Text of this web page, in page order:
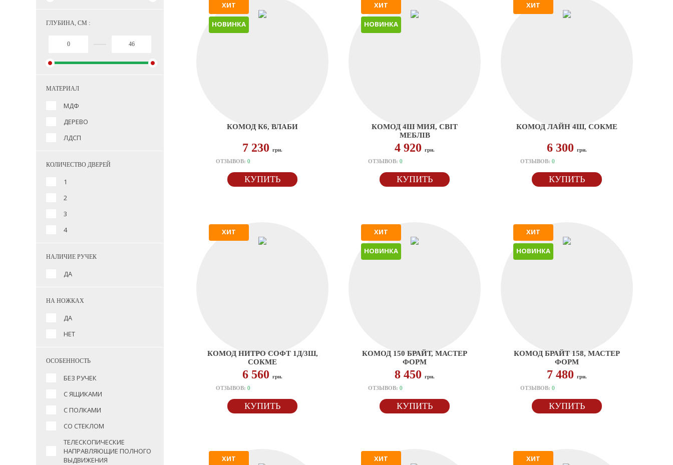
ГЛУБИНА, СМ :
МАТЕРИАЛ
МДФ
ДЕРЕВО
ЛДСП
КОЛИЧЕСТВО ДВЕРЕЙ
1
2
3
4
НАЛИЧИЕ РУЧЕК
ДА
НА НОЖКАХ
ДА
НЕТ
ОСОБЕННОСТЬ
БЕЗ РУЧЕК
С ЯЩИКАМИ
С ПОЛКАМИ
СО СТЕКЛОМ
ТЕЛЕСКОПИЧЕСКИЕ
НАПРАВЛЯЮЩИЕ ПОЛНОГО
ВЫДВИЖЕНИЯ
ХИТ
НОВИНКА
КОМОД К6, ВЛАБИ
7 230 грн.
ОТЗЫВОВ: 0
КУПИТЬ
ХИТ
НОВИНКА
КОМОД 4Ш МИЯ, СВІТ
МЕБЛІВ
4 920 грн.
ОТЗЫВОВ: 0
КУПИТЬ
ХИТ
КОМОД ЛАЙН 4Ш, СОКМЕ
6 300 грн.
ОТЗЫВОВ: 0
КУПИТЬ
ХИТ
КОМОД НИТРО СОФТ 1Д/3Ш,
СОКМЕ
6 560 грн.
ОТЗЫВОВ: 0
КУПИТЬ
ХИТ
НОВИНКА
КОМОД 150 БРАЙТ, МАСТЕР
ФОРМ
8 450 грн.
ОТЗЫВОВ: 0
КУПИТЬ
ХИТ
НОВИНКА
КОМОД БРАЙТ 158, МАСТЕР
ФОРМ
7 480 грн.
ОТЗЫВОВ: 0
КУПИТЬ
ХИТ ХИТ ХИТ